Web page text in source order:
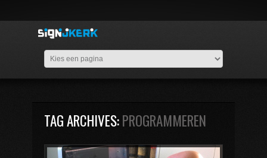
TAG ARCHIVES:PROGRAMMEREN